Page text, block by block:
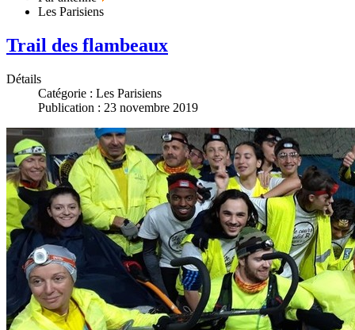
Les Parisiens
Trail des flambeaux
Détails
Catégorie : Les Parisiens
Publication : 23 novembre 2019